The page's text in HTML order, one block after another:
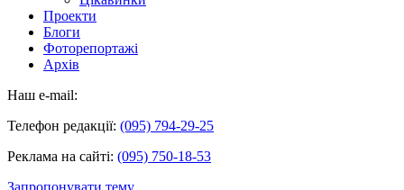
Проекти
Блоги
Фоторепортажі
Архів
Наш e-mail:
Телефон редакції: (095) 794-29-25
Реклама на сайті: (095) 750-18-53
Запропонувати тему